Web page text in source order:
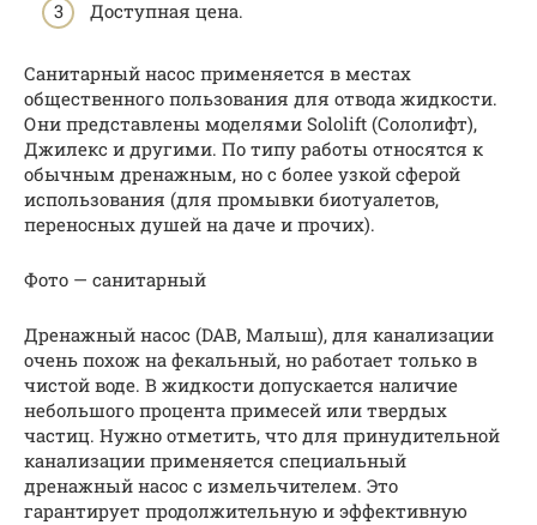
Доступная цена.
Санитарный насос применяется в местах
общественного пользования для отвода жидкости.
Они представлены моделями Sololift (Сололифт),
Джилекс и другими. По типу работы относятся к
обычным дренажным, но с более узкой сферой
использования (для промывки биотуалетов,
переносных душей на даче и прочих).
Фото — санитарный
Дренажный насос (DAB, Малыш), для канализации
очень похож на фекальный, но работает только в
чистой воде. В жидкости допускается наличие
небольшого процента примесей или твердых
частиц. Нужно отметить, что для принудительной
канализации применяется специальный
дренажный насос с измельчителем. Это
гарантирует продолжительную и эффективную